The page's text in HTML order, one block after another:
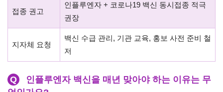
접종 권고
인플루엔자 + 코로나19 백신 동시접종 적극
권장
지자체 요청
백신 수급 관리, 기관 교육, 홍보 사전 준비 철
저
Q
인플루엔자 백신을 매년 맞아야 하는 이유는 무